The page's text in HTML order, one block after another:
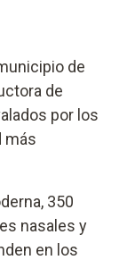
de
de
por los
más
350
nasales y
en los